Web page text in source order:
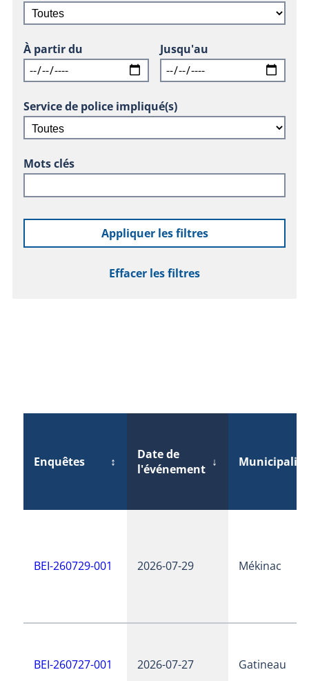
À partir du Jusqu'au
Service de police impliqué(s)
Mots clés
Appliquer les filtres
Effacer les filtres
Enquêtes ↕
Date de
l'événement ↓ Municipalité
BEI-260729-001 2026-07-29 Mékinac
BEI-260727-001 2026-07-27 Gatineau